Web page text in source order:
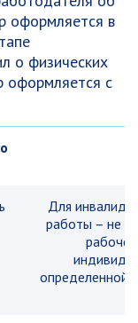
оформляется в
о физических
оформляется с
Для
работы – не
определенной